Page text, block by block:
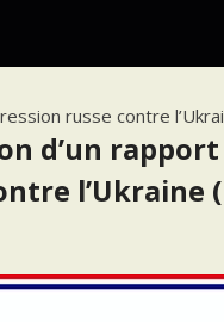
russe contre
d’un
l’Ukraine